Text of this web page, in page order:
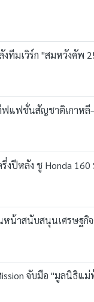
ทีมเวิร์ก "สมหวังคัพ
ฟแฟชั่นสัญชาติเกาหลี
งปีหลัง ชู Honda
น้าสนับสนุนเศรษฐกิจ
จับมือ "มูลนิธิ